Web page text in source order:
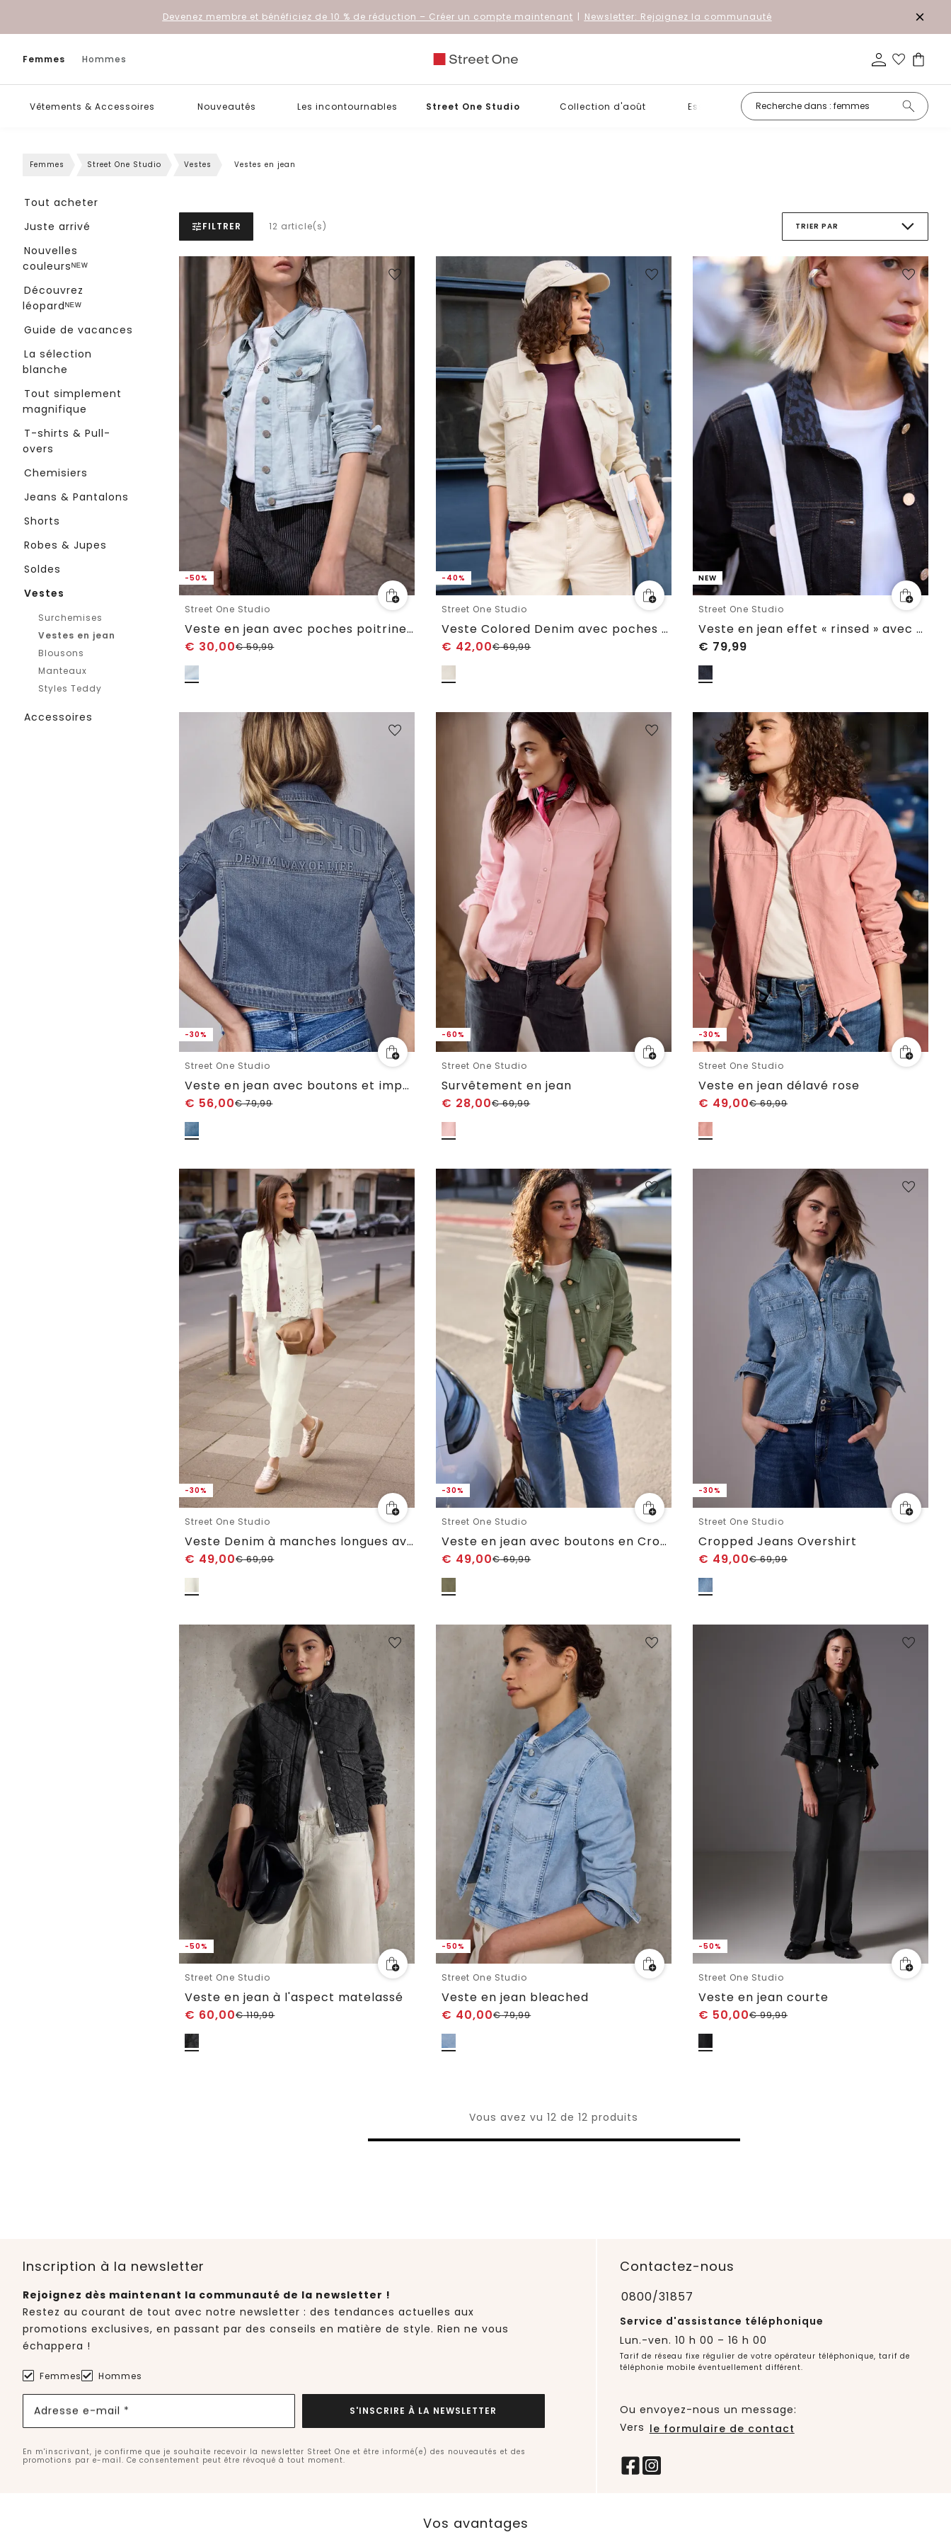
Devenez membre et bénéficiez de 10 % de réduction – Créer un compte maintenant | Newsletter: Rejoignez la communauté
Femmes Hommes
Vêtements & Accessoires Nouveautés Les incontournables Street One Studio Collection d'août Essentiels Promotion
Femmes Street One Studio Vestes Vestes en jean
Tout acheter
Juste arrivé
Nouvelles
couleursᴺᴱᵂ
Découvrez
léopardᴺᴱᵂ
Guide de vacances
La sélection
blanche
Tout simplement
magnifique
T-shirts & Pull-
overs
Chemisiers
Jeans & Pantalons
Shorts
Robes & Jupes
Soldes
Vestes
Surchemises
Vestes en jean
Blousons
Manteaux
Styles Teddy
Accessoires
FILTRER 12 article(s) TRIER PAR
-50%
Street One Studio
Veste en jean avec poches poitrine et boutons
€ 30,00€59,99
-40%
Street One Studio
Veste Colored Denim avec poches poitrine
€ 42,00€69,99
NEW
Street One Studio
Veste en jean effet « rinsed » avec col
€ 79,99
-30%
Street One Studio
Veste en jean avec boutons et impression arrière
€ 56,00€79,99
-60%
Street One Studio
Survêtement en jean
€ 28,00€69,99
-30%
Street One Studio
Veste en jean délavé rose
€ 49,00€69,99
-30%
Street One Studio
Veste Denim à manches longues avec broderie
€ 49,00€69,99
-30%
Street One Studio
Veste en jean avec boutons en Cropped Fit
€ 49,00€69,99
-30%
Street One Studio
Cropped Jeans Overshirt
€ 49,00€69,99
-50%
Street One Studio
Veste en jean à l'aspect matelassé
€ 60,00€119,99
-50%
Street One Studio
Veste en jean bleached
€ 40,00€79,99
-50%
Street One Studio
Veste en jean courte
€ 50,00€99,99
Vous avez vu 12 de 12 produits
Inscription à la newsletter
Rejoignez dès maintenant la communauté de la newsletter !
Restez au courant de tout avec notre newsletter : des tendances actuelles aux
promotions exclusives, en passant par des conseils en matière de style. Rien ne vous
échappera !
Femmes Hommes
Adresse e-mail * S'INSCRIRE À LA NEWSLETTER
En m'inscrivant, je confirme que je souhaite recevoir la newsletter Street One et être informé(e) des nouveautés et des
promotions par e-mail. Ce consentement peut être révoqué à tout moment.
Contactez-nous
0800/31857
Service d'assistance téléphonique
Lun.-ven. 10 h 00 – 16 h 00
Tarif de réseau fixe régulier de votre opérateur téléphonique, tarif de
téléphonie mobile éventuellement différent.
Ou envoyez-nous un message:
Vers le formulaire de contact
Vos avantages